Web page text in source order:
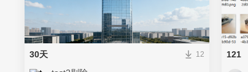
30天 12 121